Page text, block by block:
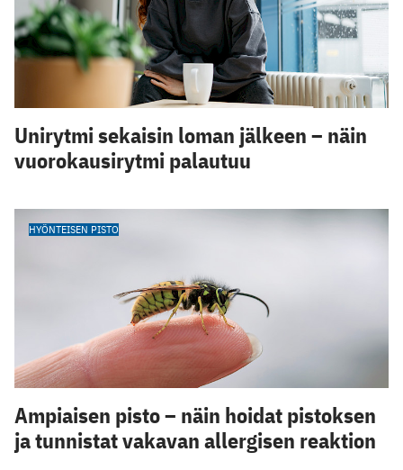
Unirytmi sekaisin loman jälkeen – näin
vuorokausirytmi palautuu
HYÖNTEISEN PISTO
Ampiaisen pisto – näin hoidat pistoksen
ja tunnistat vakavan allergisen reaktion